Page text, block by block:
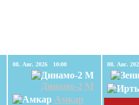
08. Авг. 2026 10:00
Динамо-2 М
Амкар